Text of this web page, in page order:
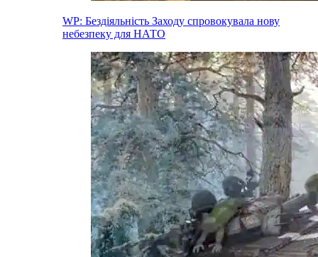
WP: Бездіяльність Заходу спровокувала нову
небезпеку для НАТО